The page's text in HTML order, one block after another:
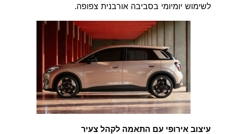
לשימוש יומיומי בסביבה אורבנית צפופה.
עיצוב אירופי עם התאמה לקהל צעיר